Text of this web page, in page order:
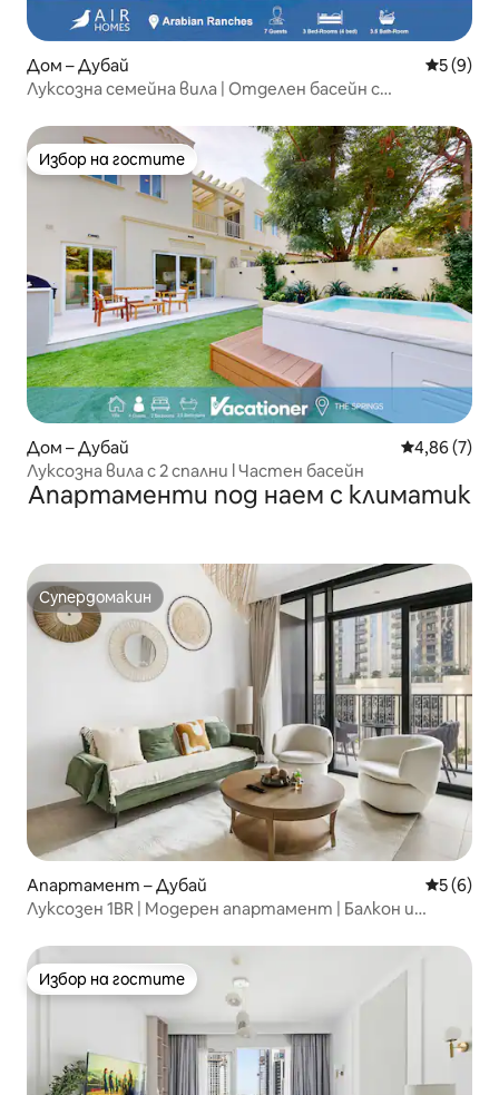
Дом – Дубай Средна
5 (9)
Луксозна семейна вила | Отделен басейн с
Избор на гостите
Избор на гостите
Дом – Дубай Средна
4,86 (7)
Луксозна вила с 2 спални l Частен басейн
Апартаменти под наем с климатик
Супердомакин
Супердомакин
Апартамент – Дубай Средна
5 (6)
Луксозен 1BR | Модерен апартамент | Балкон и
Избор на гостите
Избор на гостите